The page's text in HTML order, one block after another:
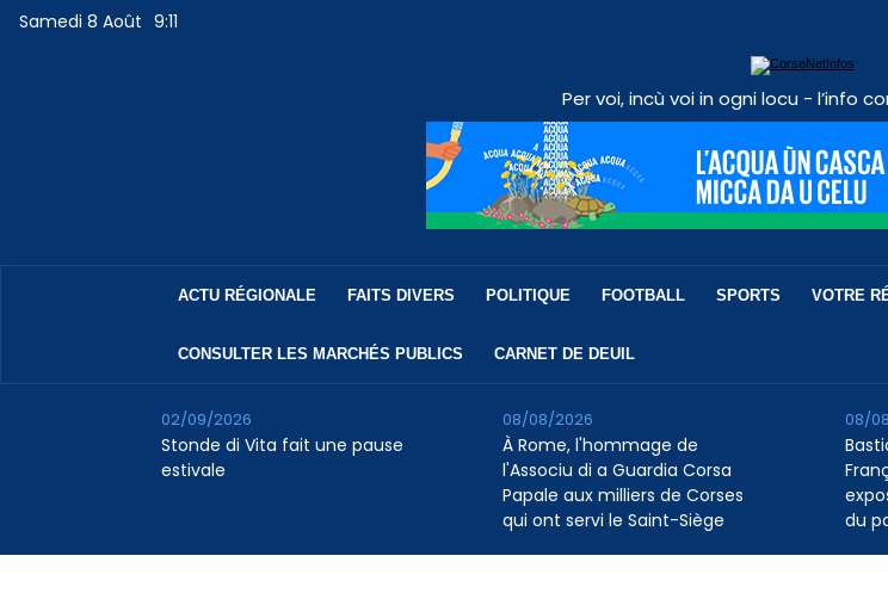
Samedi 8 Août 9:11
Per voi, incù voi in ogni locu - l’info
ACTU RÉGIONALE FAITS DIVERS POLITIQUE FOOTBALL SPORTS VOTRE
CONSULTER LES MARCHÉS PUBLICS CARNET DE DEUIL
Stonde di Vita fait une pause
estivale
02/09/2026
À Rome, l'hommage de
l'Associu di a Guardia Corsa
Papale aux milliers de Corses
qui ont servi le Saint-Siège
08/08/2026
du
08/